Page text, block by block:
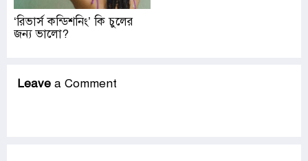
‘রিভার্স কন্ডিশনিং’ কি চুলের
জন্য ভালো?
Leave a Comment